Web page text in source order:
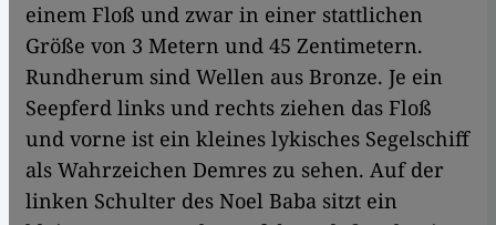
einem Floß und zwar in einer stattlichen
Größe von 3 Metern und 45 Zentimetern.
Rundherum sind Wellen aus Bronze. Je ein
Seepferd links und rechts ziehen das Floß
und vorne ist ein kleines lykisches Segelschiff
als Wahrzeichen Demres zu sehen. Auf der
linken Schulter des Noel Baba sitzt ein